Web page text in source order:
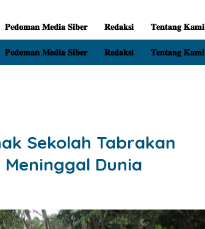
𝐏𝐞𝐝𝐨𝐦𝐚𝐧 𝐌𝐞𝐝𝐢𝐚 𝐒𝐢𝐛𝐞𝐫 𝐑𝐞𝐝𝐚𝐤𝐬𝐢 𝐓𝐞𝐧𝐭𝐚𝐧𝐠 𝐊𝐚𝐦𝐢
𝐏𝐞𝐝𝐨𝐦𝐚𝐧 𝐌𝐞𝐝𝐢𝐚 𝐒𝐢𝐛𝐞𝐫 𝐑𝐞𝐝𝐚𝐤𝐬𝐢 𝐓𝐞𝐧𝐭𝐚𝐧𝐠 𝐊𝐚𝐦𝐢
Sekolah Tabrakan
Dunia